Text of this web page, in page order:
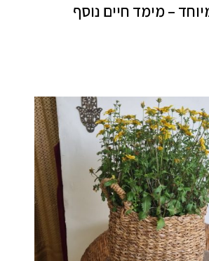
– מימד חיים נוסף